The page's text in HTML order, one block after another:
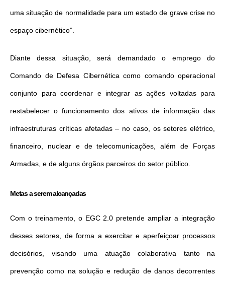
uma situação de normalidade para um estado de grave crise no
espaço cibernético”.
Diante dessa situação, será demandado o emprego do
Comando de Defesa Cibernética como comando operacional
conjunto para coordenar e integrar as ações voltadas para
restabelecer o funcionamento dos ativos de informação das
infraestruturas críticas afetadas – no caso, os setores elétrico,
financeiro, nuclear e de telecomunicações, além de Forças
Armadas, e de alguns órgãos parceiros do setor público.
Metas a serem alcançadas
Com o treinamento, o EGC 2.0 pretende ampliar a integração
desses setores, de forma a exercitar e aperfeiçoar processos
decisórios, visando uma atuação colaborativa tanto na
prevenção como na solução e redução de danos decorrentes